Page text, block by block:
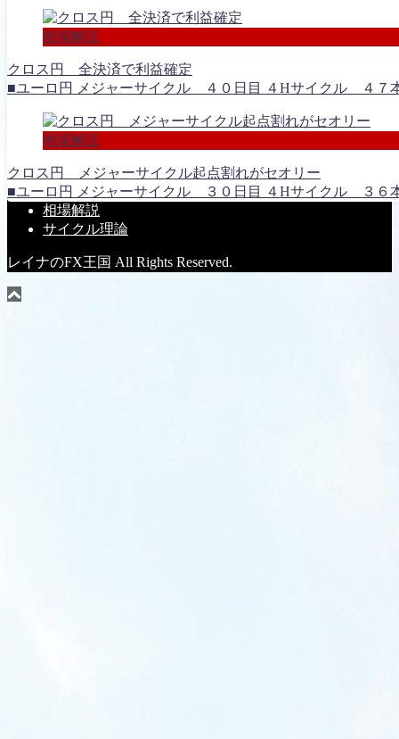
相場解説
クロス円 全決済で利益確定
■ユーロ円 メジャーサイクル ４０日目 ４Hサイクル ４７
相場解説
クロス円 メジャーサイクル起点割れがセオリー
■ユーロ円 メジャーサイクル ３０日目 ４Hサイクル ３６
相場解説
サイクル理論
レイナのFX王国 All Rights Reserved.